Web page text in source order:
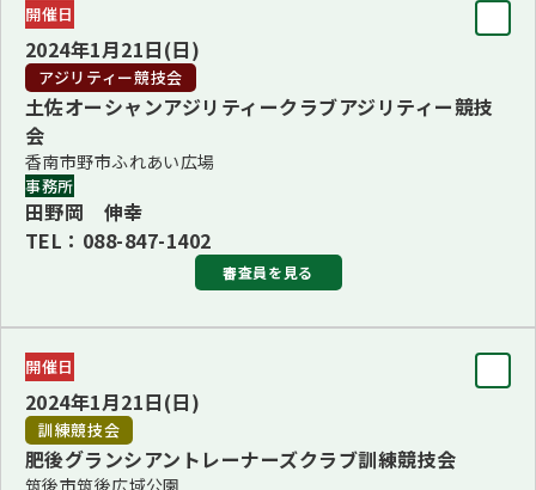
BIS
瓜生 真砂己
ブリード
■1・8・10Ｇ長 川田 恵子(1・8・10Ｇ)
■2・7Ｇ長 原勢 真理子(2・7Ｇ、プードル（全犬）)
■3・4・6Ｇ長 瓜生 真砂己(3・4・6Ｇ)
■5・9Ｇ長 矢竹 雄兒(5Ｇ・その他の9Ｇ)
BBIS/BPIS 川田 恵子
公開訓練試験は、規程頭数に達しなかった為、中止となりま
した。
開催日
2024年1月21日(日)
アジリティー競技会
土佐オーシャンアジリティークラブアジリティー競技
会
香南市野市ふれあい広場
事務所
田野岡 伸幸
TEL：088-847-1402
審査員を見る
審査員長
江頭 孝司
審査員
開催日
2024年1月21日(日)
訓練競技会
肥後グランシアントレーナーズクラブ訓練競技会
筑後市筑後広域公園